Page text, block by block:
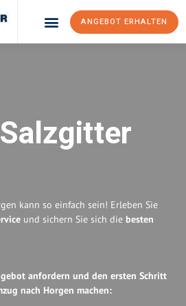
ANGEBOT ERHALTEN
kann so einfach sein! Erleben Sie
und sichern Sie sich die besten
anfordern und den ersten Schritt
nach Horgen machen: